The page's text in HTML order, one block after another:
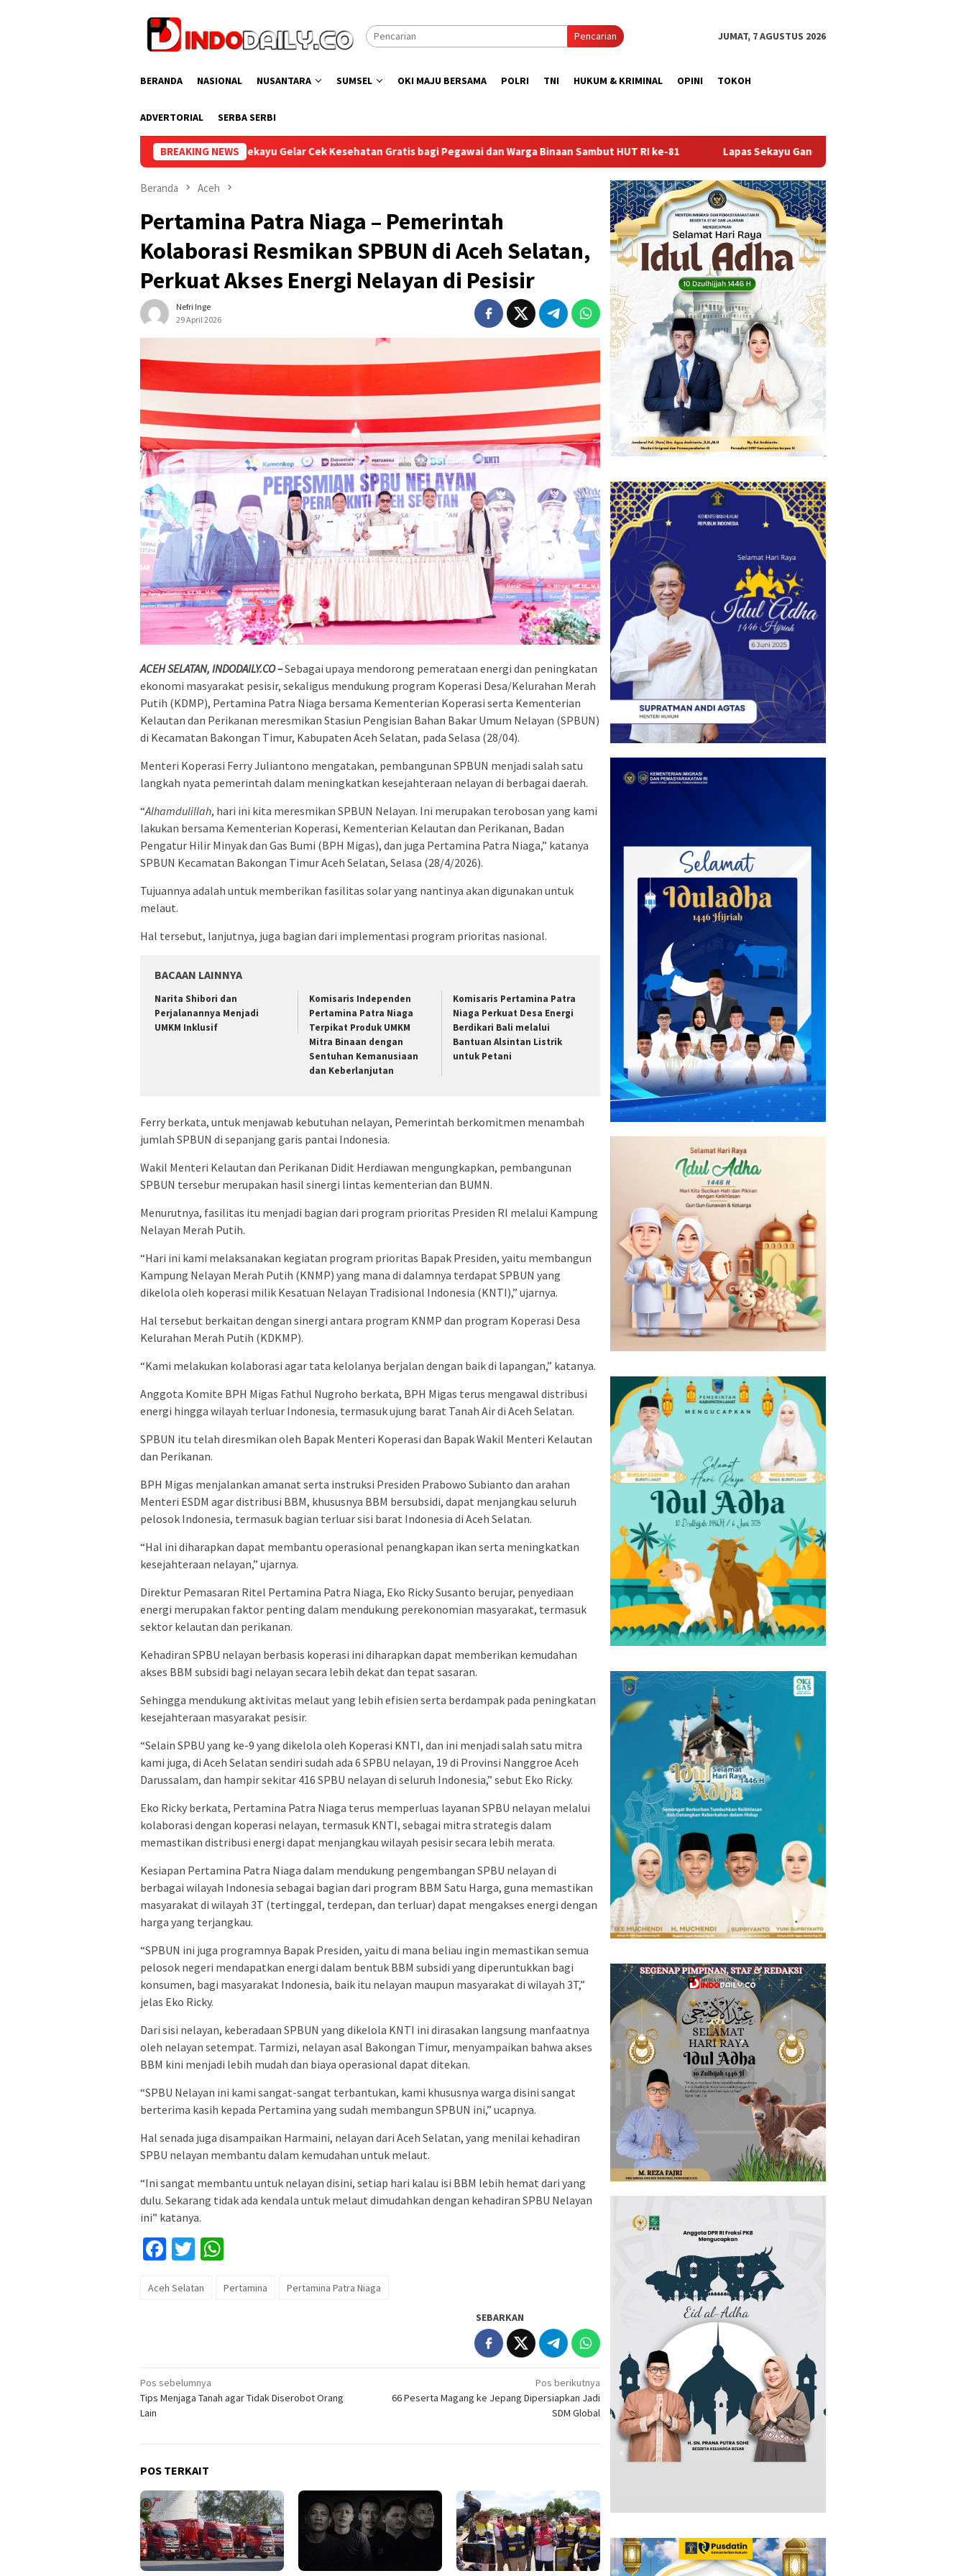
Pencarian JUMAT, 7 AGUSTUS 2026
BERANDA NASIONAL NUSANTARA SUMSEL OKI MAJU BERSAMA POLRI TNI HUKUM & KRIMINAL OPINI TOKOH
ADVERTORIAL SERBA SERBI
BREAKING NEWS
Lapas Sekayu Gelar Cek Kesehatan Gratis bagi Pegawai dan Warga Binaan Sambut HUT RI ke-81 Lapas Sekayu Gandeng Kwarcab Muba Berikan Materi Dasar Kepramukaan ke
Beranda Aceh
Pertamina Patra Niaga – Pemerintah
Kolaborasi Resmikan SPBUN di Aceh Selatan,
Perkuat Akses Energi Nelayan di Pesisir
Nefri Inge
29 April 2026
ACEH SELATAN, INDODAILY.CO –Sebagai upaya mendorong pemerataan energi dan peningkatan
ekonomi masyarakat pesisir, sekaligus mendukung program Koperasi Desa/Kelurahan Merah
Putih (KDMP), Pertamina Patra Niaga bersama Kementerian Koperasi serta Kementerian
Kelautan dan Perikanan meresmikan Stasiun Pengisian Bahan Bakar Umum Nelayan (SPBUN)
di Kecamatan Bakongan Timur, Kabupaten Aceh Selatan, pada Selasa (28/04).
Menteri Koperasi Ferry Juliantono mengatakan, pembangunan SPBUN menjadi salah satu
langkah nyata pemerintah dalam meningkatkan kesejahteraan nelayan di berbagai daerah.
“Alhamdulillah, hari ini kita meresmikan SPBUN Nelayan. Ini merupakan terobosan yang kami
lakukan bersama Kementerian Koperasi, Kementerian Kelautan dan Perikanan, Badan
Pengatur Hilir Minyak dan Gas Bumi (BPH Migas), dan juga Pertamina Patra Niaga,” katanya
SPBUN Kecamatan Bakongan Timur Aceh Selatan, Selasa (28/4/2026).
Tujuannya adalah untuk memberikan fasilitas solar yang nantinya akan digunakan untuk
melaut.
Hal tersebut, lanjutnya, juga bagian dari implementasi program prioritas nasional.
BACAAN LAINNYA
Narita Shibori dan
Perjalanannya Menjadi
UMKM Inklusif
Komisaris Independen
Pertamina Patra Niaga
Terpikat Produk UMKM
Mitra Binaan dengan
Sentuhan Kemanusiaan
dan Keberlanjutan
Komisaris Pertamina Patra
Niaga Perkuat Desa Energi
Berdikari Bali melalui
Bantuan Alsintan Listrik
untuk Petani
Ferry berkata, untuk menjawab kebutuhan nelayan, Pemerintah berkomitmen menambah
jumlah SPBUN di sepanjang garis pantai Indonesia.
Wakil Menteri Kelautan dan Perikanan Didit Herdiawan mengungkapkan, pembangunan
SPBUN tersebur merupakan hasil sinergi lintas kementerian dan BUMN.
Menurutnya, fasilitas itu menjadi bagian dari program prioritas Presiden RI melalui Kampung
Nelayan Merah Putih.
“Hari ini kami melaksanakan kegiatan program prioritas Bapak Presiden, yaitu membangun
Kampung Nelayan Merah Putih (KNMP) yang mana di dalamnya terdapat SPBUN yang
dikelola oleh koperasi milik Kesatuan Nelayan Tradisional Indonesia (KNTI),” ujarnya.
Hal tersebut berkaitan dengan sinergi antara program KNMP dan program Koperasi Desa
Kelurahan Merah Putih (KDKMP).
“Kami melakukan kolaborasi agar tata kelolanya berjalan dengan baik di lapangan,” katanya.
Anggota Komite BPH Migas Fathul Nugroho berkata, BPH Migas terus mengawal distribusi
energi hingga wilayah terluar Indonesia, termasuk ujung barat Tanah Air di Aceh Selatan.
SPBUN itu telah diresmikan oleh Bapak Menteri Koperasi dan Bapak Wakil Menteri Kelautan
dan Perikanan.
BPH Migas menjalankan amanat serta instruksi Presiden Prabowo Subianto dan arahan
Menteri ESDM agar distribusi BBM, khususnya BBM bersubsidi, dapat menjangkau seluruh
pelosok Indonesia, termasuk bagian terluar sisi barat Indonesia di Aceh Selatan.
“Hal ini diharapkan dapat membantu operasional penangkapan ikan serta meningkatkan
kesejahteraan nelayan,” ujarnya.
Direktur Pemasaran Ritel Pertamina Patra Niaga, Eko Ricky Susanto berujar, penyediaan
energi merupakan faktor penting dalam mendukung perekonomian masyarakat, termasuk
sektor kelautan dan perikanan.
Kehadiran SPBU nelayan berbasis koperasi ini diharapkan dapat memberikan kemudahan
akses BBM subsidi bagi nelayan secara lebih dekat dan tepat sasaran.
Sehingga mendukung aktivitas melaut yang lebih efisien serta berdampak pada peningkatan
kesejahteraan masyarakat pesisir.
“Selain SPBU yang ke-9 yang dikelola oleh Koperasi KNTI, dan ini menjadi salah satu mitra
kami juga, di Aceh Selatan sendiri sudah ada 6 SPBU nelayan, 19 di Provinsi Nanggroe Aceh
Darussalam, dan hampir sekitar 416 SPBU nelayan di seluruh Indonesia,” sebut Eko Ricky.
Eko Ricky berkata, Pertamina Patra Niaga terus memperluas layanan SPBU nelayan melalui
kolaborasi dengan koperasi nelayan, termasuk KNTI, sebagai mitra strategis dalam
memastikan distribusi energi dapat menjangkau wilayah pesisir secara lebih merata.
Kesiapan Pertamina Patra Niaga dalam mendukung pengembangan SPBU nelayan di
berbagai wilayah Indonesia sebagai bagian dari program BBM Satu Harga, guna memastikan
masyarakat di wilayah 3T (tertinggal, terdepan, dan terluar) dapat mengakses energi dengan
harga yang terjangkau.
“SPBUN ini juga programnya Bapak Presiden, yaitu di mana beliau ingin memastikan semua
pelosok negeri mendapatkan energi dalam bentuk BBM subsidi yang diperuntukkan bagi
konsumen, bagi masyarakat Indonesia, baik itu nelayan maupun masyarakat di wilayah 3T,”
jelas Eko Ricky.
Dari sisi nelayan, keberadaan SPBUN yang dikelola KNTI ini dirasakan langsung manfaatnya
oleh nelayan setempat. Tarmizi, nelayan asal Bakongan Timur, menyampaikan bahwa akses
BBM kini menjadi lebih mudah dan biaya operasional dapat ditekan.
“SPBU Nelayan ini kami sangat-sangat terbantukan, kami khususnya warga disini sangat
berterima kasih kepada Pertamina yang sudah membangun SPBUN ini,” ucapnya.
Hal senada juga disampaikan Harmaini, nelayan dari Aceh Selatan, yang menilai kehadiran
SPBU nelayan membantu dalam kemudahan untuk melaut.
“Ini sangat membantu untuk nelayan disini, setiap hari kalau isi BBM lebih hemat dari yang
dulu. Sekarang tidak ada kendala untuk melaut dimudahkan dengan kehadiran SPBU Nelayan
ini” katanya.
Facebook
Twitter
Aceh Selatan Pertamina Pertamina Patra Niaga
SEBARKAN
Navigasi
pos
Pos sebelumnya
Tips Menjaga Tanah agar Tidak Diserobot Orang
Lain
Pos berikutnya
66 Peserta Magang ke Jepang Dipersiapkan Jadi
SDM Global
POS TERKAIT